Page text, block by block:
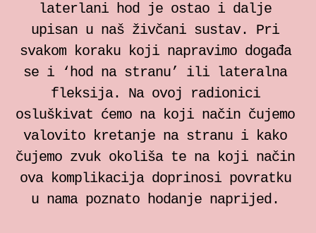
laterlani hod je ostao i dalje
upisan u naš živčani sustav. Pri
svakom koraku koji napravimo događa
se i ‘hod na stranu’ ili lateralna
fleksija. Na ovoj radionici
osluškivat ćemo na koji način čujemo
valovito kretanje na stranu i kako
čujemo zvuk okoliša te na koji način
ova komplikacija doprinosi povratku
u nama poznato hodanje naprijed.